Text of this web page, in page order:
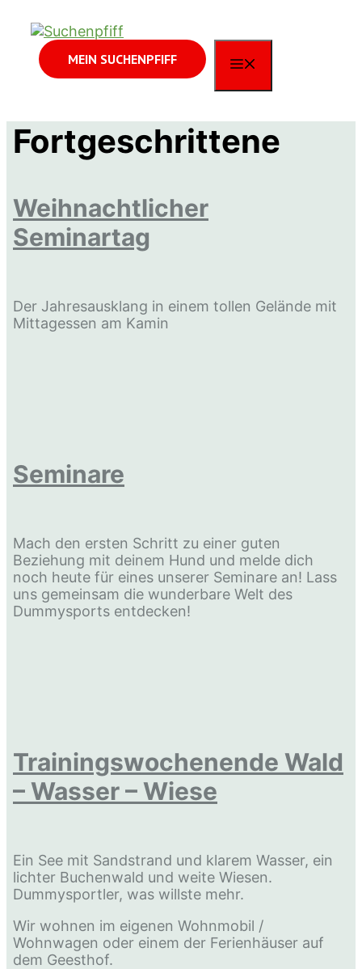
Inhalt
springen
MEIN SUCHENPFIFF
Fortgeschrittene
Weihnachtlicher
Seminartag
Der Jahresausklang in einem tollen Gelände mit
Mittagessen am Kamin
Seminare
Mach den ersten Schritt zu einer guten
Beziehung mit deinem Hund und melde dich
noch heute für eines unserer Seminare an! Lass
uns gemeinsam die wunderbare Welt des
Dummysports entdecken!
Trainingswochenende Wald
– Wasser – Wiese
Ein See mit Sandstrand und klarem Wasser, ein
lichter Buchenwald und weite Wiesen.
Dummysportler, was willste mehr.
Wir wohnen im eigenen Wohnmobil /
Wohnwagen oder einem der Ferienhäuser auf
dem Geesthof.